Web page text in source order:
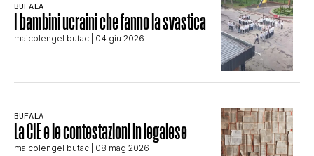
BUFALA
I bambini ucraini che fanno la svastica
maicolengel butac | 04 giu 2026
BUFALA
La CIE e le contestazioni in legalese
maicolengel butac | 08 mag 2026